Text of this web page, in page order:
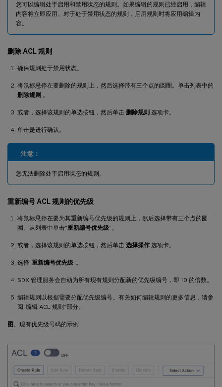
您可以编辑处于启用和禁用状态的规则。如果编辑的规则已经启用，编辑
内容将立即应用。对于处于禁用状态的规则，启用规则时将应用编辑内
容。
删除 ACL 规则
确保规则处于禁用状态。
将鼠标悬停在要删除的规则上，然后选择带有三个点的圆圈。单击列表中的
删除规则 。
或者，选择该规则的单选按钮，然后单击 删除规则 选项卡。
单击是进行确认。
注意：
您无法删除处于启用状态的规则。
重新编号 ACL 规则的优先级
将鼠标悬停在要为其重新编号优先级的规则上，然后选择带有三个点的圆
圈。从列表中单击“重新编号优先级”。
或者，选择该规则的单选按钮，然后单击 选择操作 选项卡。
选择“重新编号优先级”。
SDX 管理服务会自动为所有现有规则分配新的优先级编号，即 10 的倍数。
编辑规则以根据需要分配优先级编号。有关如何编辑规则的更多信息，请参
阅“编辑 ACL 规则”部分。
图 。现有优先级号码的示例